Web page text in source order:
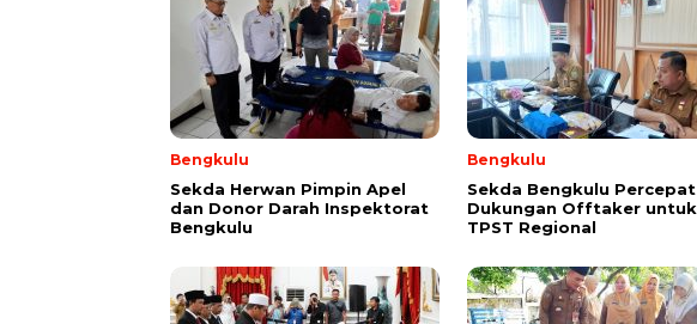
Bengkulu
Sekda Herwan Pimpin Apel
dan Donor Darah Inspektorat
Bengkulu
Bengkulu
Sekda Bengkulu Percepat
Dukungan Offtaker untuk
TPST Regional